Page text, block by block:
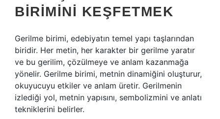
BIRIMINI KEŞFETMEK
Gerilme birimi, edebiyatın temel yapı taşlarından
biridir. Her metin, her karakter bir gerilme yaratır
ve bu gerilim, çözülmeye ve anlam kazanmağa
yönelir. Gerilme birimi, metnin dinamiğini oluşturur,
okuyucuyu etkiler ve anlam üretir. Gerilmenin
izlediği yol, metnin yapısını, sembolizmini ve anlatı
tekniklerini belirler.